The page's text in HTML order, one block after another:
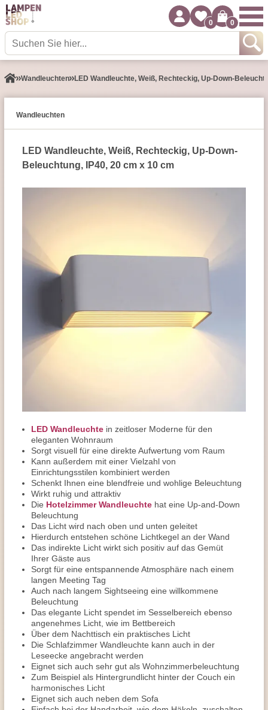
0 0
Wand­leuchten LED Wandleuchte, Weiß, Rechteckig, Up-Down-
Wand­leuchten
LED Wandleuchte, Weiß, Rechteckig, Up-Down-
Beleuchtung, IP40, 20 cm x 10 cm
LED Wandleuchte in zeitloser Moderne für den
eleganten Wohnraum
Sorgt visuell für eine direkte Aufwertung vom Raum
Kann außerdem mit einer Vielzahl von
Einrichtungsstilen kombiniert werden
Schenkt Ihnen eine blendfreie und wohlige Beleuchtung
Wirkt ruhig und attraktiv
Die Hotelzimmer Wandleuchte hat eine Up-and-Down
Beleuchtung
Das Licht wird nach oben und unten geleitet
Hierdurch entstehen schöne Lichtkegel an der Wand
Das indirekte Licht wirkt sich positiv auf das Gemüt
Ihrer Gäste aus
Sorgt für eine entspannende Atmosphäre nach einem
langen Meeting Tag
Auch nach langem Sightseeing eine willkommene
Beleuchtung
Das elegante Licht spendet im Sesselbereich ebenso
angenehmes Licht, wie im Bettbereich
Über dem Nachttisch ein praktisches Licht
Die Schlafzimmer Wandleuchte kann auch in der
Leseecke angebracht werden
Eignet sich auch sehr gut als Wohnzimmerbeleuchtung
Zum Beispiel als Hintergrundlicht hinter der Couch ein
harmonisches Licht
Eignet sich auch neben dem Sofa